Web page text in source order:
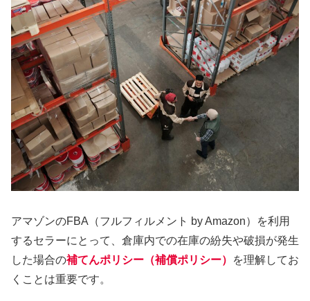
アマゾンのFBA（フルフィルメント by Amazon）を利用
するセラーにとって、倉庫内での在庫の紛失や破損が発生
した場合の補てんポリシー（補償ポリシー）
を理解してお
くことは重要です。